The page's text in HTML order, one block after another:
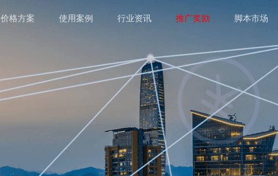
价格方案 使用案例 行业资讯 推广奖励 脚本市场